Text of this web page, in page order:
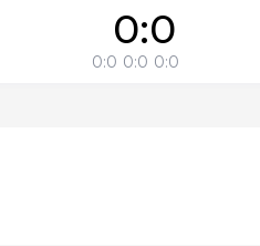
0:0
0:0 0:0 0:0